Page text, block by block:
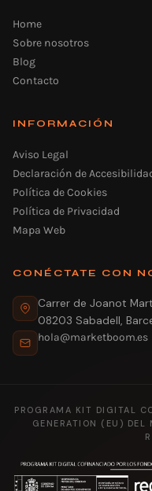
Home
Sobre nosotros
Blog
Contacto
INFORMACIÓN
Aviso Legal
Declaración de
Política de Cookies
Política de Privacidad
Mapa Web
CONÉCTATE CON
Carrer de Joanot
08203 Sabadell,
hola@marketboom.es
PROGRAMA KIT DIGITAL
GENERATION (EU) DEL